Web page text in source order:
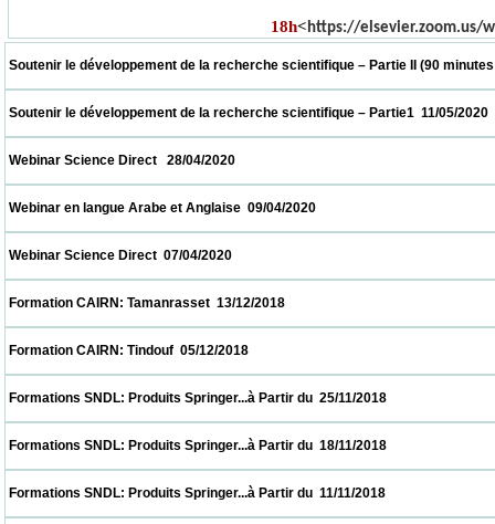
18h<https://elsevier.zoom.us/w
Soutenir le développement de la recherche scientifique – Partie II
Soutenir le développement de la recherche scientifique – Partie1
Webinar Science Direct   28/04/2020
Webinar en langue Arabe et Anglaise  09/04/2020
Webinar Science Direct  07/04/2020
Formation CAIRN: Tamanrasset  13/12/2018
Formation CAIRN: Tindouf  05/12/2018
Formations SNDL: Produits Springer...à Partir du  25/11/2018
Formations SNDL: Produits Springer...à Partir du  18/11/2018
Formations SNDL: Produits Springer...à Partir du  11/11/2018